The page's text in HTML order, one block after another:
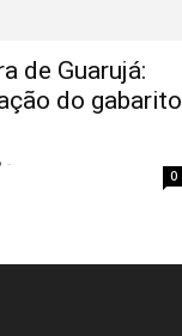
de Guarujá:
do gabarito
-
0